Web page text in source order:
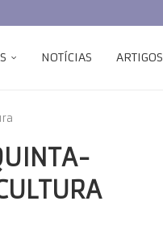
NOTÍCIAS ARTIGOS